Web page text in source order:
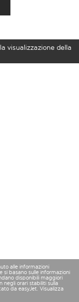
visualizzazione della
alle informazioni
si basano sulle informazioni
disponibili maggiori
negli orari stabiliti sulla
da easyJet. Visualizza